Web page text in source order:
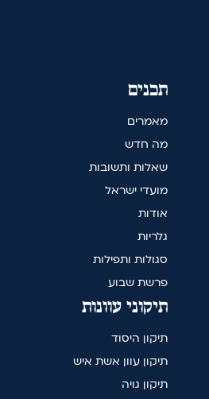
תכנים
מאמרים
מה חדש
שאלות ותשובות
מועדי ישראל
אודות
גלריות
סגולות ותפילות
פרשת שבוע
תיקוני עוונות
תיקון היסוד
תיקון עוון אשת איש
תיקון גויה